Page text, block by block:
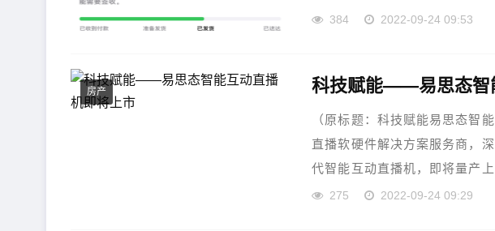
384 2022-09-24 09:53
房产 科技赋能——易思态智
（原标题：科技赋能易思态智
直播软硬件解决方案服务商，
代智能互动直播机，即将量产
275 2022-09-24 09:29